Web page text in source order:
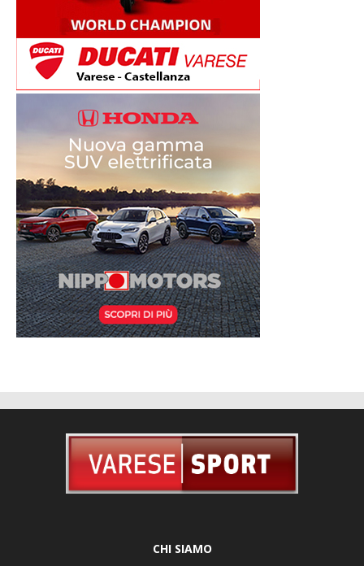
CHI SIAMO